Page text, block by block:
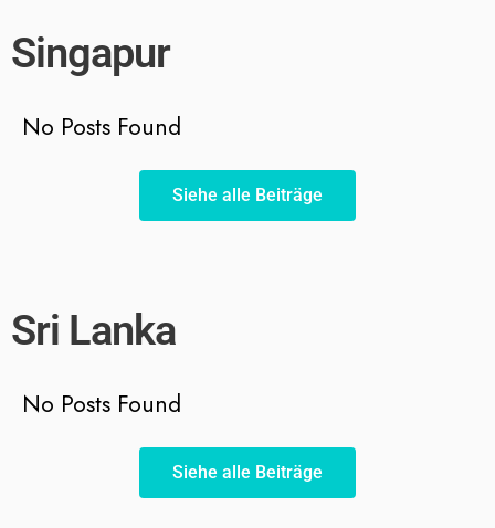
Singapur
No Posts Found
Siehe alle Beiträge
Sri Lanka
No Posts Found
Siehe alle Beiträge